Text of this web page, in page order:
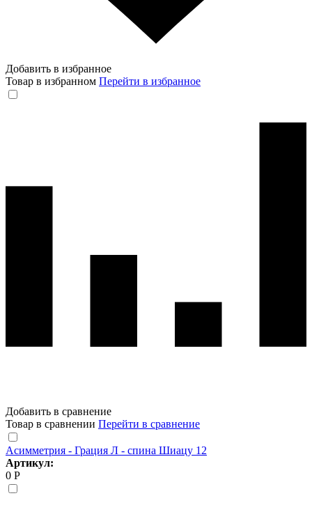
Добавить в избранное
Товар в избранном Перейти в избранное
Добавить в сравнение
Товар в сравнении Перейти в сравнение
Асимметрия - Грация Л - спина Шиацу 12
Артикул:
0 Р